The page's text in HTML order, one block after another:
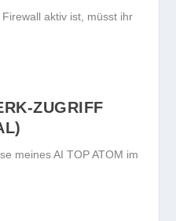
aktiv ist, müsst ihr
ZUGRIFF
meines AI TOP ATOM im